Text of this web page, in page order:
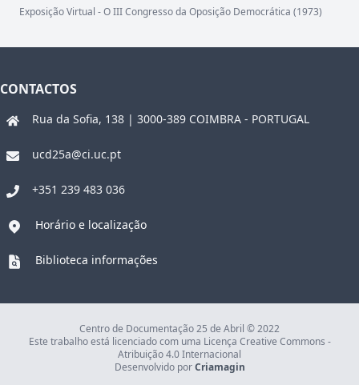
Exposição Virtual - O III Congresso da Oposição Democrática (1973)
CONTACTOS
Rua da Sofia, 138 | 3000-389 COIMBRA - PORTUGAL
ucd25a@ci.uc.pt
+351 239 483 036
Horário e localização
Biblioteca informações
Centro de Documentação 25 de Abril © 2022
Este trabalho está licenciado com uma Licença Creative Commons -
Atribuição 4.0 Internacional
Desenvolvido por Criamagin